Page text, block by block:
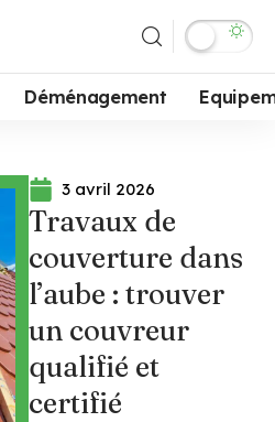
Déménagement
3 avril 2026
Travaux de
couverture dans
l’aube : trouver
un couvreur
qualifié et
certifié